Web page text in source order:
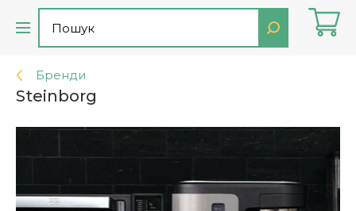
Бренди
Steinborg